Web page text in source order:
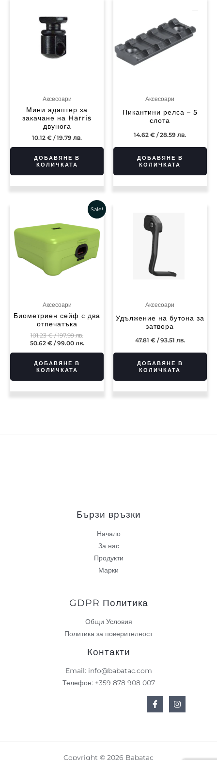
Аксесоари
Мини адаптер за
закачане на Harris
двунога
10.12€ / 19.79 лв.
ДОБАВЯНЕ В
КОЛИЧКАТА
Аксесоари
Пикантини релса – 5
слота
14.62€ / 28.59 лв.
ДОБАВЯНЕ В
КОЛИЧКАТА
Sale!
Аксесоари
Биометриен сейф с два
отпечатъка
101.23€/ 197.99 лв.
Original
price
101.23 €
/
197.99 лв..
50.62 €/ 99.00 лв.
Текущата
цена
50.62 €
/
99.00 лв..
ДОБАВЯНЕ В
КОЛИЧКАТА
Аксесоари
Удължение на бутона за
затвора
47.81 €/ 93.51 лв.
ДОБАВЯНЕ В
КОЛИЧКАТА
Бързи връзки
Начало
За нас
Продукти
Марки
GDPR Политика
Общи Условия
Политика за поверителност
Контакти
Email: info@babatac.com
Телефон: +359 878 908 007
Copyright © 2026 Babatac